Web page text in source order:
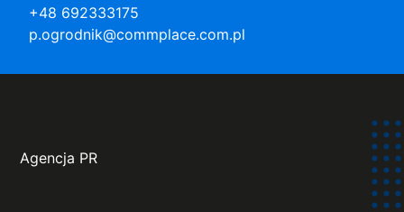
+48 692333175
p.ogrodnik@commplace.com.pl
Agencja PR